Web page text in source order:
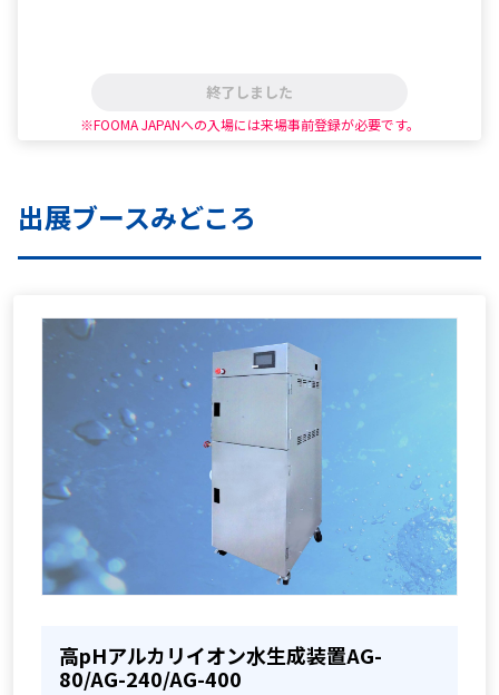
終了しました
※FOOMA JAPANへの入場には来場事前登録が必要です。
出展ブースみどころ
高pHアルカリイオン水生成装置AG-
80/AG-240/AG-400